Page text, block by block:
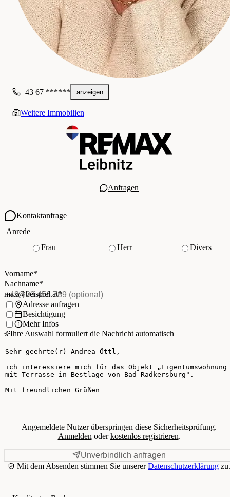
+43 67 ****** anzeigen
Weitere Immobilien
Anfragen
Kontaktanfrage
Ihre Kontaktdaten
Anrede
Frau
Herr
Divers
Vorname*
Nachname
Nachname*
E-Mail*(Pflichtfeld)
max@beispiel.at*
Telefon(optional)
Ich möchte:
Adresse anfragen
Besichtigung
Mehr Infos
Ihre Auswahl formuliert die Nachricht automatisch
Ihre Nachricht
Angemeldete Nutzer überspringen diese Sicherheitsprüfung.
Anmelden oderkostenlos registrieren.
Unverbindlich anfragen
Mit dem Absenden stimmen Sie unsererDatenschutzerklärung zu.